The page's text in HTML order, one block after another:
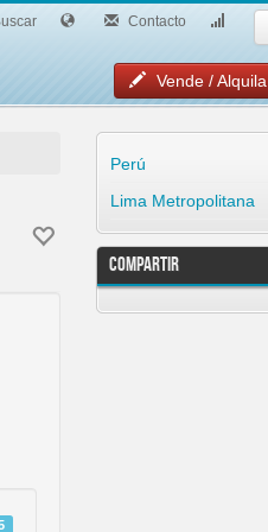
Contacto
Vende / Alquila
Perú
Lima Metropolitana
Compartir